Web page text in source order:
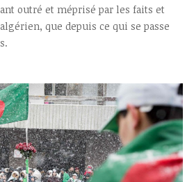
outré et méprisé par les faits et
que depuis ce qui se passe